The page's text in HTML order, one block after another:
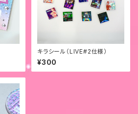
キラシール（LIVE#2仕様）
¥300